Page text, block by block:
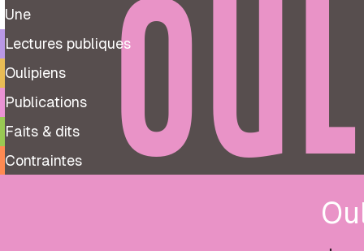
Une
Lectures publiques
Oulipiens
Publications
Faits & dits
Contraintes